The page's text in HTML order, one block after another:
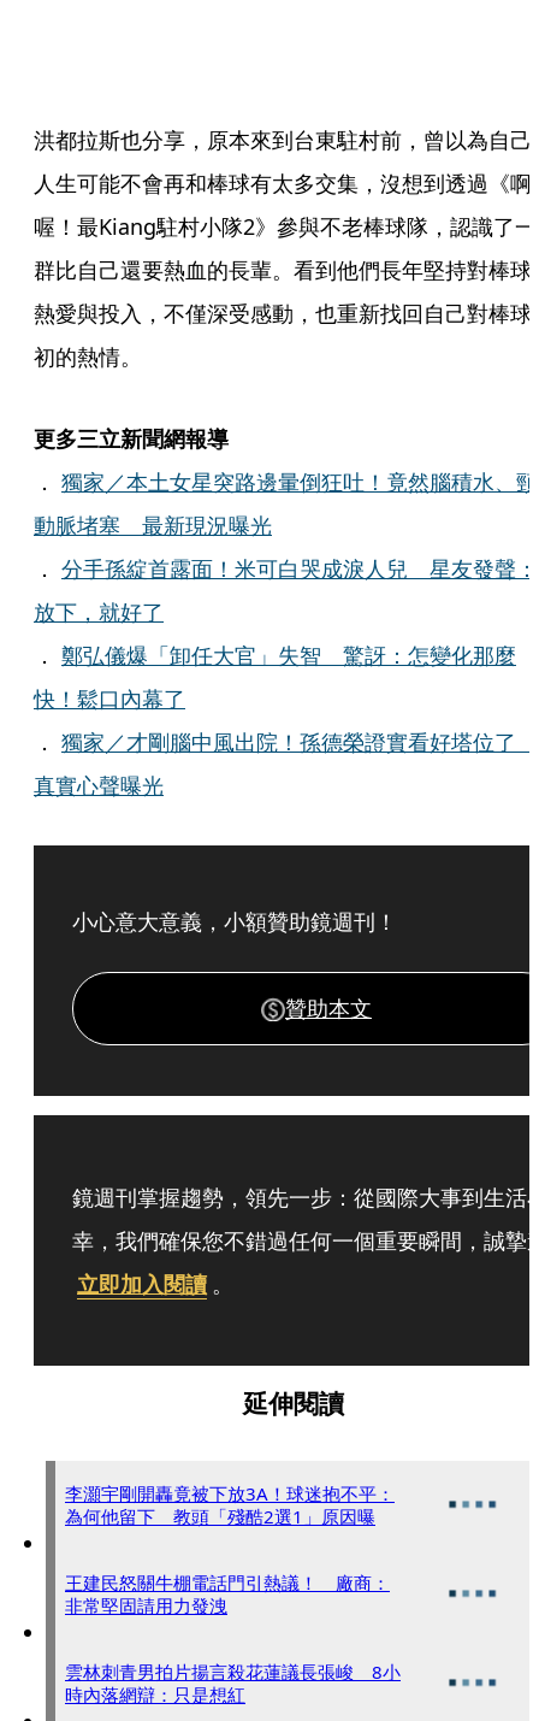
洪都拉斯也分享，原本來到台東駐村前，曾以為自己
人生可能不會再和棒球有太多交集，沒想到透過《啊
喔！最Kiang駐村小隊2》參與不老棒球隊，認識了一
群比自己還要熱血的長輩。看到他們長年堅持對棒球
熱愛與投入，不僅深受感動，也重新找回自己對棒球
初的熱情。
更多三立新聞網報導
． 獨家／本土女星突路邊暈倒狂吐！竟然腦積水、頸
動脈堵塞 最新現況曝光
． 分手孫綻首露面！米可白哭成淚人兒 星友發聲：
放下，就好了
． 鄭弘儀爆「卸任大官」失智 驚訝：怎變化那麼
快！鬆口內幕了
． 獨家／才剛腦中風出院！孫德榮證實看好塔位了
真實心聲曝光
小心意大意義，小額贊助鏡週刊！
贊助本文
鏡週刊掌握趨勢，領先一步：從國際大事到生活
幸，我們確保您不錯過任何一個重要瞬間，誠摯
立即加入閱讀 。
延伸閱讀
李灝宇剛開轟竟被下放3A！球迷抱不平：
為何他留下 教頭「殘酷2選1」原因曝
王建民怒關牛棚電話門引熱議！ 廠商：
非常堅固請用力發洩
雲林刺青男拍片揚言殺花蓮議長張峻 8小
時內落網辯：只是想紅